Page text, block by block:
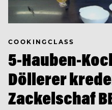
COOKINGCLASS
5-Hauben-
Döllerer
Zackelschaf